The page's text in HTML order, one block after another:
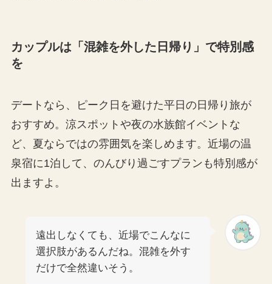
カップルは「混雑を外した日帰り」で特別感
を
デートなら、ピーク日を避けた平日の日帰り旅が
おすすめ。涼スポットや夜の水族館イベントな
ど、夏ならではの雰囲気を楽しめます。近場の温
泉宿に1泊して、のんびり過ごすプランも特別感が
出ますよ。
遠出しなくても、近場でこんなに
選択肢があるんだね。混雑を外す
だけで全然違いそう。